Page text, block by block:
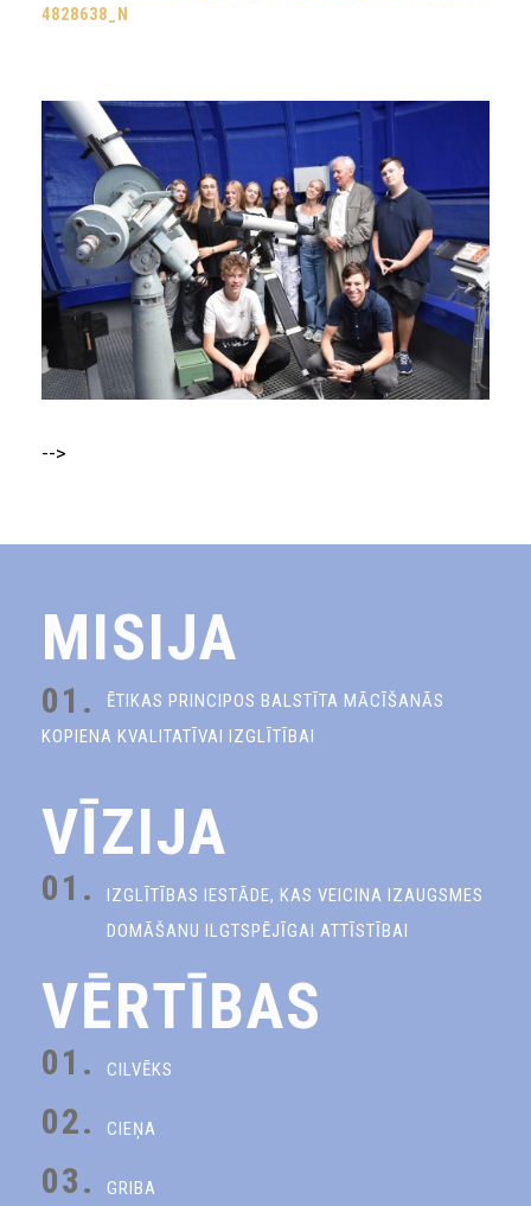
4828638_N
-->
MISIJA
01.
ĒTIKAS PRINCIPOS BALSTĪTA MĀCĪŠANĀS
KOPIENA KVALITATĪVAI IZGLĪTĪBAI
VĪZIJA
01.
IZGLĪTĪBAS IESTĀDE, KAS VEICINA IZAUGSMES
DOMĀŠANU ILGTSPĒJĪGAI ATTĪSTĪBAI
VĒRTĪBAS
01. CILVĒKS
02. CIEŅA
03. GRIBA